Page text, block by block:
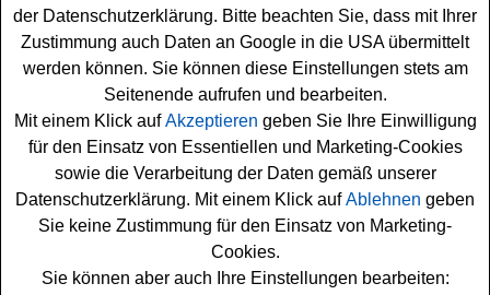
Gewinnspiele sortieren nach:
▼
Gewinnsumme ▲ ▼ Gewinnanzahl ▲
der Datenschutzerklärung. Bitte beachten Sie, dass mit Ihrer
Zustimmung auch Daten an Google in die USA übermittelt
werden können. Sie können diese Einstellungen stets am
Seitenende aufrufen und bearbeiten.
Mit einem Klick aufAkzeptieren geben Sie Ihre Einwilligung
für den Einsatz von Essentiellen und Marketing-Cookies
sowie die Verarbeitung der Daten gemäß unserer
Datenschutzerklärung. Mit einem Klick aufAblehnen geben
Sie keine Zustimmung für den Einsatz von Marketing-
Cookies.
Sie können aber auch Ihre Einstellungen bearbeiten: